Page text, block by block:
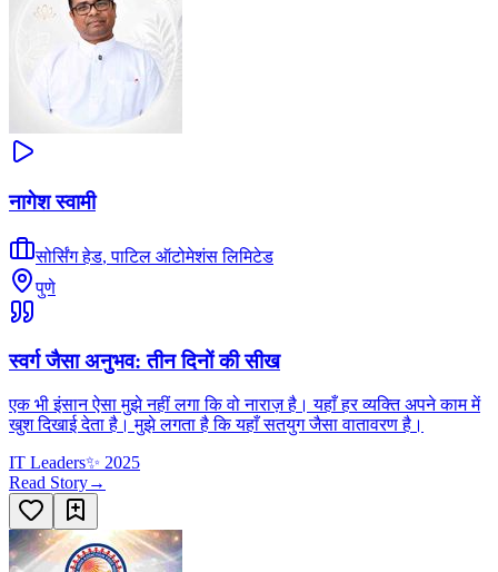
नागेश स्वामी
सोर्सिंग हेड,पाटिल ऑटोमेशंस लिमिटेड
पुणे
स्वर्ग जैसा अनुभव: तीन दिनों की सीख
एक भी इंसान ऐसा मुझे नहीं लगा कि वो नाराज़ है। यहाँ हर व्यक्ति अपने काम में
खुश दिखाई देता है। मुझे लगता है कि यहाँ सतयुग जैसा वातावरण है।
IT Leaders✨ 2025
Read Story→